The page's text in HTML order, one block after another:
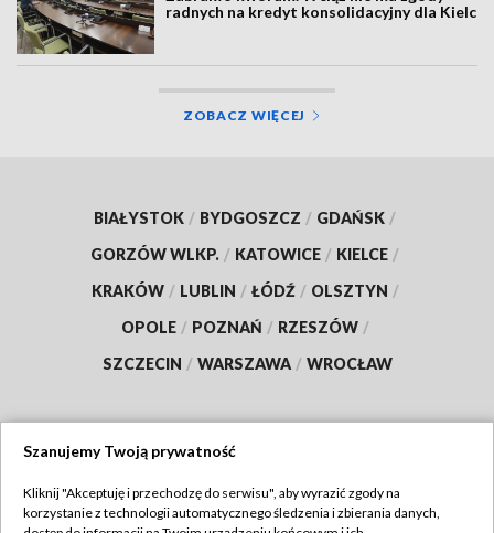
radnych na kredyt konsolidacyjny dla Kielc
ZOBACZ WIĘCEJ
BIAŁYSTOK / BYDGOSZCZ / GDAŃSK /
GORZÓW WLKP. / KATOWICE / KIELCE /
KRAKÓW / LUBLIN / ŁÓDŹ / OLSZTYN /
OPOLE / POZNAŃ / RZESZÓW /
SZCZECIN / WARSZAWA / WROCŁAW
TVP
Szanujemy Twoją prywatność
Kliknij "Akceptuję i przechodzę do serwisu", aby wyrazić zgody na
korzystanie z technologii automatycznego śledzenia i zbierania danych,